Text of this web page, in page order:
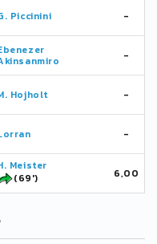
Piccinini -
-
Hojholt -
-
Meister
(69')
6,00